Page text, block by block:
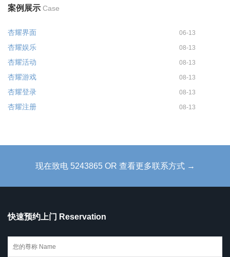
案例展示 Case
杏耀界面 06-13
杏耀娱乐 08-13
杏耀活动 08-13
杏耀游戏 08-13
杏耀登录 08-13
杏耀注册 08-13
现在致电 5243865 OR 查看更多联系方式 →
快速预约上门 Reservation